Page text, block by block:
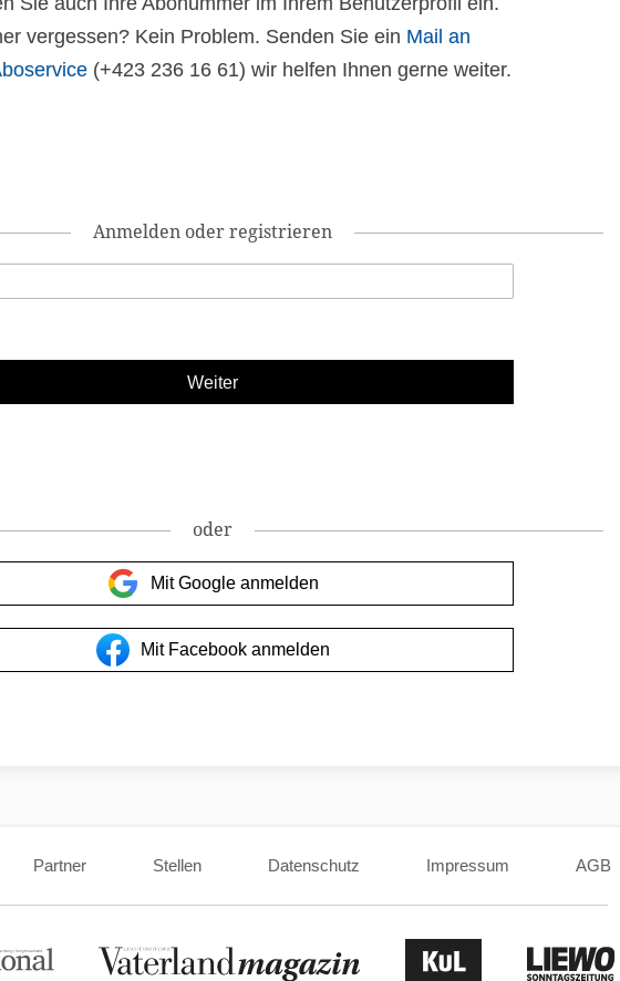
vergessen? Kein Problem. Senden Sie ein Mail an
(+423 236 16 61) wir helfen Ihnen gerne weiter.
Anmelden oder registrieren
oder
Mit Google anmelden
Mit Facebook anmelden
Partner Stellen Datenschutz Impressum AGB